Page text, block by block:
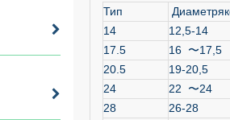
Тип
14
12,5-14
17.5
16 〜17,5
20.5
19-20,5
24
22 〜24
28
26-28